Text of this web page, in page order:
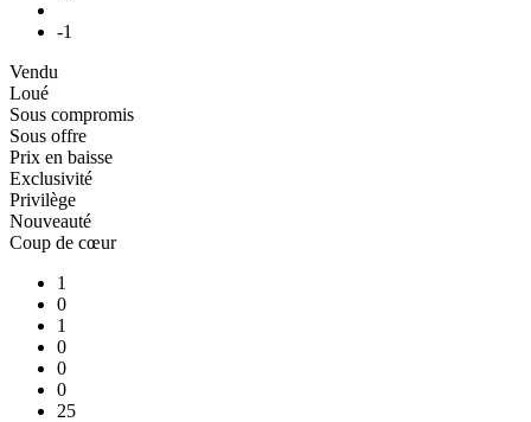
-1
Vendu
Loué
Sous compromis
Sous offre
Prix en baisse
Exclusivité
Privilège
Nouveauté
Coup de cœur
1
0
1
0
0
0
25